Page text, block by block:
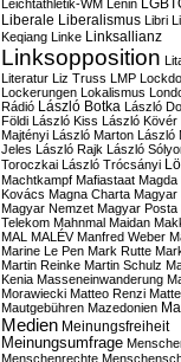
Leichtathletik-WM Lenin
Liberale Liberalismus Libri
Keqiang Linke Linksallianz
Linksopposition
Literatur Liz Truss LMP
Lockerungen Lokalismus
Rádió
László Botka László
Földi László Kiss László Kövér
Majtényi László Marton László
Jeles László Rajk László
Toroczkai László Trócsányi
Machtkampf Mafiastaat Magda
Kovács Magna Charta Magyar
Magyar Nemzet Magyar Posta
Telekom Mahnmal Maidan
MAL MALÉV Manfred Weber
Marine Le Pen Mark Rutte
Martin Reinke Martin Schulz
Kenia Masseneinwanderung
Morawiecki Matteo Renzi
Mautgebühren Mazedonien
Medien Meinungsfreiheit
Meinungsumfrage
Menschenrechte